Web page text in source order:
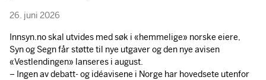
26. juni 2026
Innsyn.no skal utvides med søk i «hemmelige» norske eiere,
Syn og Segn får støtte til nye utgaver og den nye avisen
«Vestlendingen» lanseres i august.
– Ingen av debatt- og idéavisene i Norge har hovedsete utenfor